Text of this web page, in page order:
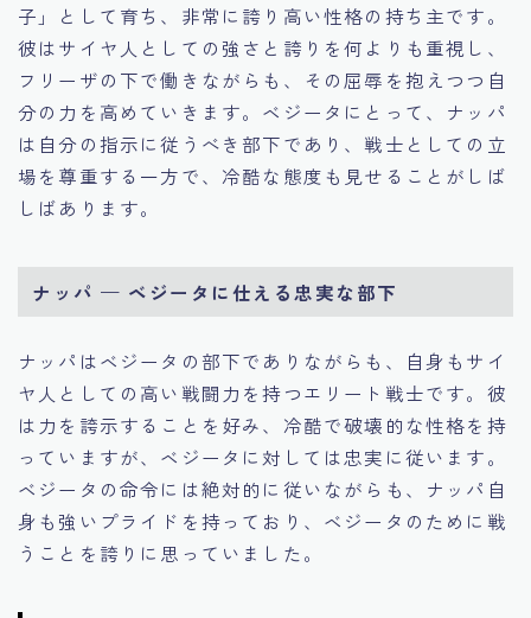
子」として育ち、非常に誇り高い性格の持ち主です。
彼はサイヤ人としての強さと誇りを何よりも重視し、
フリーザの下で働きながらも、その屈辱を抱えつつ自
分の力を高めていきます。ベジータにとって、ナッパ
は自分の指示に従うべき部下であり、戦士としての立
場を尊重する一方で、冷酷な態度も見せることがしば
しばあります。
ナッパ — ベジータに仕える忠実な部下
ナッパはベジータの部下でありながらも、自身もサイ
ヤ人としての高い戦闘力を持つエリート戦士です。彼
は力を誇示することを好み、冷酷で破壊的な性格を持
っていますが、ベジータに対しては忠実に従います。
ベジータの命令には絶対的に従いながらも、ナッパ自
身も強いプライドを持っており、ベジータのために戦
うことを誇りに思っていました。